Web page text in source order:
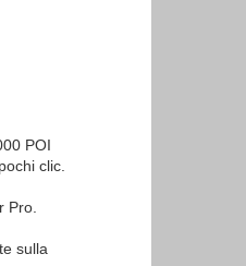
POI
clic.
Pro.
sulla